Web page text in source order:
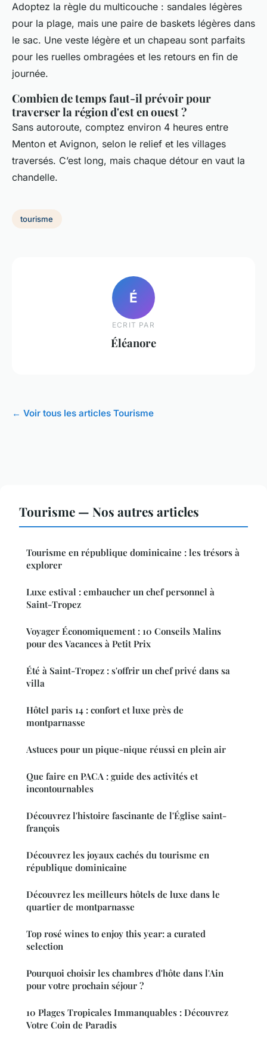
Adoptez la règle du multicouche : sandales légères
pour la plage, mais une paire de baskets légères dans
le sac. Une veste légère et un chapeau sont parfaits
pour les ruelles ombragées et les retours en fin de
journée.
Combien de temps faut-il prévoir pour
traverser la région d'est en ouest ?
Sans autoroute, comptez environ 4 heures entre
Menton et Avignon, selon le relief et les villages
traversés. C’est long, mais chaque détour en vaut la
chandelle.
tourisme
É
ECRIT PAR
Éléanore
← Voir tous les articles Tourisme
Tourisme — Nos autres articles
Tourisme en république dominicaine : les trésors à
explorer
Luxe estival : embaucher un chef personnel à
Saint-Tropez
Voyager Économiquement : 10 Conseils Malins
pour des Vacances à Petit Prix
Été à Saint-Tropez : s'offrir un chef privé dans sa
villa
Hôtel paris 14 : confort et luxe près de
montparnasse
Astuces pour un pique-nique réussi en plein air
Que faire en PACA : guide des activités et
incontournables
Découvrez l'histoire fascinante de l'Église saint-
françois
Découvrez les joyaux cachés du tourisme en
république dominicaine
Découvrez les meilleurs hôtels de luxe dans le
quartier de montparnasse
Top rosé wines to enjoy this year: a curated
selection
Pourquoi choisir les chambres d'hôte dans l'Ain
pour votre prochain séjour ?
10 Plages Tropicales Immanquables : Découvrez
Votre Coin de Paradis